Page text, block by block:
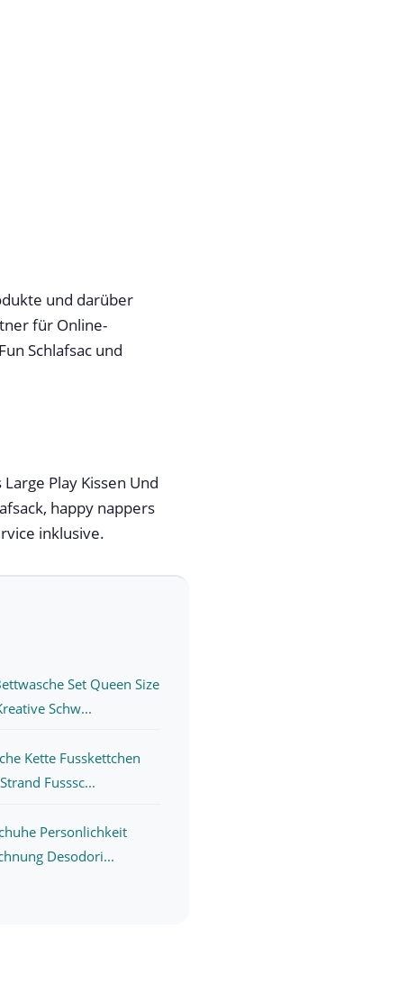
und darüber
für Online-
Schlafsac und
Play Kissen Und
happy nappers
inklusive.
Set Queen Size
Schw...
Kette Fusskettchen
Fusssc...
Personlichkeit
Desodori...